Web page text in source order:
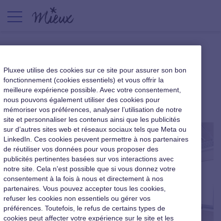
Rester motivé quand les
autres sont en vacances
|27 juillet 2015
Pluxee utilise des cookies sur ce site pour assurer son bon
fonctionnement (cookies essentiels) et vous offrir la
meilleure expérience possible. Avec votre consentement,
nous pouvons également utiliser des cookies pour
mémoriser vos préférences, analyser l’utilisation de notre
site et personnaliser les contenus ainsi que les publicités
sur d’autres sites web et réseaux sociaux tels que Meta ou
LinkedIn. Ces cookies peuvent permettre à nos partenaires
de réutiliser vos données pour vous proposer des
publicités pertinentes basées sur vos interactions avec
notre site. Cela n'est possible que si vous donnez votre
consentement à la fois à nous et directement à nos
partenaires. Vous pouvez accepter tous les cookies,
refuser les cookies non essentiels ou gérer vos
préférences. Toutefois, le refus de certains types de
cookies peut affecter votre expérience sur le site et les